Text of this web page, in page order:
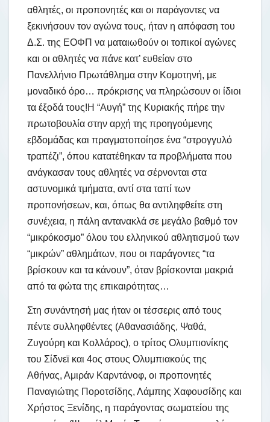
αθλητές, οι προπονητές και οι παράγοντες να
ξεκινήσουν τον αγώνα τους, ήταν η απόφαση του
Δ.Σ. της ΕΟΦΠ να ματαιωθούν οι τοπικοί αγώνες
και οι αθλητές να πάνε κατ’ ευθείαν στο
Πανελλήνιο Πρωτάθλημα στην Κομοτηνή, με
μοναδικό όρο… πρόκρισης να πληρώσουν οι ίδιοι
τα έξοδά τους!Η “Αυγή” της Κυριακής πήρε την
πρωτοβουλία στην αρχή της προηγούμενης
εβδομάδας και πραγματοποίησε ένα “στρογγυλό
τραπέζι”, όπου κατατέθηκαν τα προβλήματα που
ανάγκασαν τους αθλητές να σέρνονται στα
αστυνομικά τμήματα, αντί στα ταπί των
προπονήσεων, και, όπως θα αντιληφθείτε στη
συνέχεια, η πάλη αντανακλά σε μεγάλο βαθμό τον
“μικρόκοσμο” όλου του ελληνικού αθλητισμού των
“μικρών” αθλημάτων, που οι παράγοντες “τα
βρίσκουν και τα κάνουν”, όταν βρίσκονται μακριά
από τα φώτα της επικαιρότητας…
Στη συνάντησή μας ήταν οι τέσσερις από τους
πέντε συλληφθέντες (Αθανασιάδης, Ψαθά,
Ζυγούρη και Κολλάρος), ο τρίτος Ολυμπιονίκης
του Σίδνεϊ και 4ος στους Ολυμπιακούς της
Αθήνας, Αμιράν Καρντάνοφ, οι προπονητές
Παναγιώτης Ποροτσίδης, Λάμπης Χαφουσίδης και
Χρήστος Ξενίδης, η παράγοντας σωματείου της